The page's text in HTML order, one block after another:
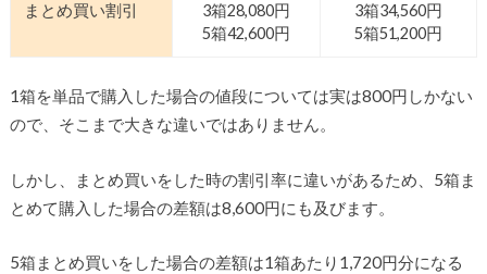
まとめ買い割引
3箱28,080円
5箱42,600円
3箱34,560円
5箱51,200円
1箱を単品で購入した場合の値段については実は800円しかない
ので、そこまで大きな違いではありません。
しかし、まとめ買いをした時の割引率に違いがあるため、5箱ま
とめて購入した場合の差額は8,600円にも及びます。
5箱まとめ買いをした場合の差額は1箱あたり1,720円分になる